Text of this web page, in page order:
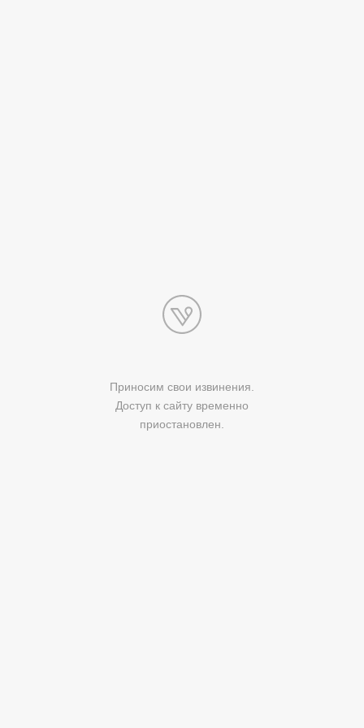
Приносим свои извинения.
Доступ к сайту временно
приостановлен.